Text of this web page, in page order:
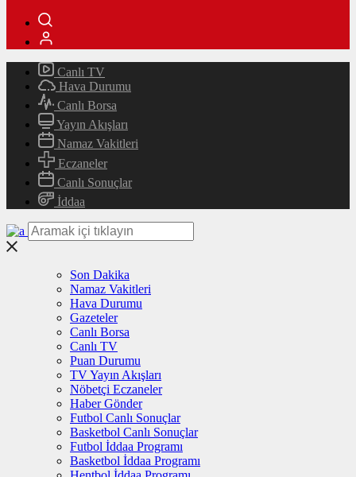
Canlı TV
Hava Durumu
Canlı Borsa
Yayın Akışları
Namaz Vakitleri
Eczaneler
Canlı Sonuçlar
İddaa
Son Dakika
Namaz Vakitleri
Hava Durumu
Gazeteler
Canlı Borsa
Canlı TV
Puan Durumu
TV Yayın Akışları
Nöbetçi Eczaneler
Haber Gönder
Futbol Canlı Sonuçlar
Basketbol Canlı Sonuçlar
Futbol İddaa Programı
Basketbol İddaa Programı